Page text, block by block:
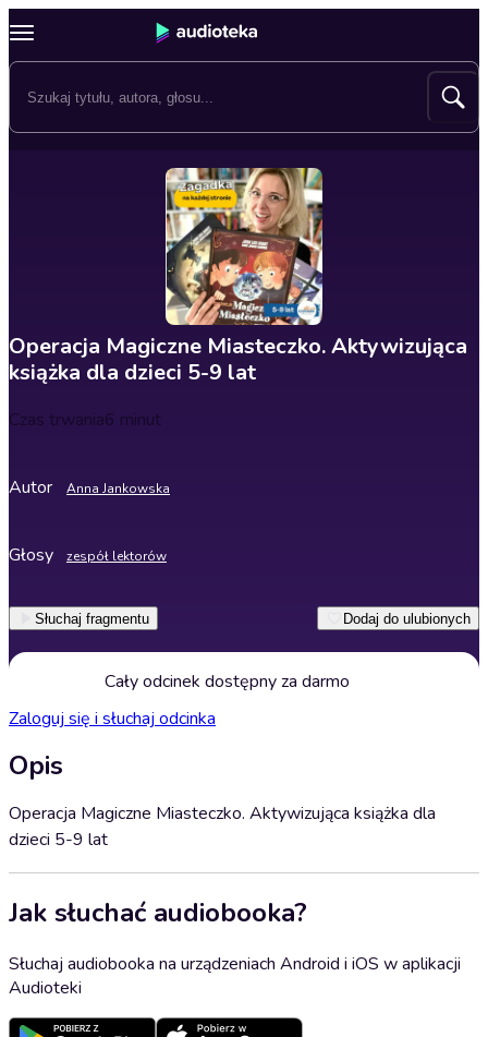
Operacja Magiczne Miasteczko. Aktywizująca
książka dla dzieci 5-9 lat
Czas trwania6 minut
Autor Anna Jankowska
Głosy zespół lektorów
Słuchaj fragmentu Dodaj do ulubionych
Cały odcinek dostępny za darmo
Zaloguj się i słuchaj odcinka
Opis
Operacja Magiczne Miasteczko. Aktywizująca książka dla
dzieci 5-9 lat
Jak słuchać audiobooka?
Słuchaj audiobooka na urządzeniach Android i iOS w aplikacji
Audioteki